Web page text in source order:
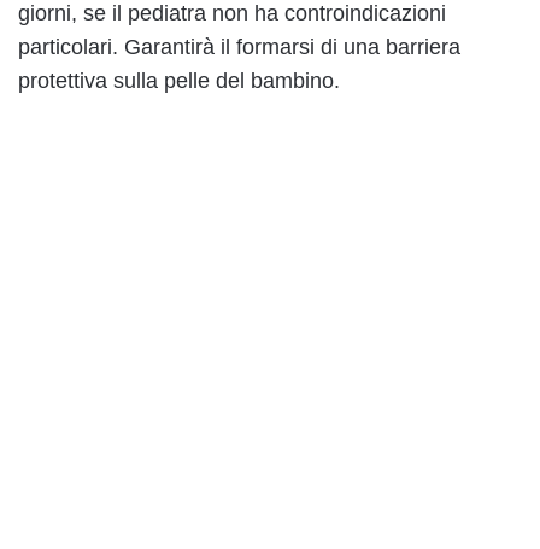
giorni, se il pediatra non ha controindicazioni
particolari. Garantirà il formarsi di una barriera
protettiva sulla pelle del bambino.